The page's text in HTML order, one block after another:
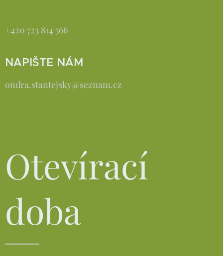
+420 723 814 566
NAPIŠTE NÁM
ondra.stantejsky@seznam.cz
Otevírací
doba